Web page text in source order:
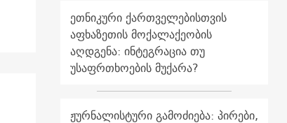
ეთნიკური ქართველებისთვის
აფხაზეთის მოქალაქეობის
აღდგენა: ინტეგრაცია თუ
უსაფრთხოების მუქარა?
ჟურნალისტური გამოძიება: პირები,